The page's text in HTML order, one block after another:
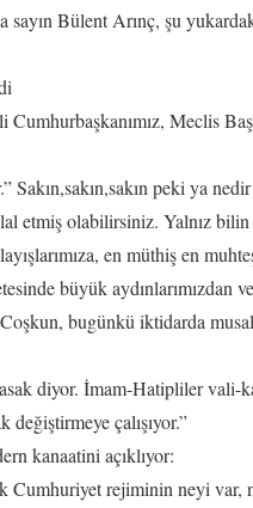
sayın Bülent Arınç, şu
Meclis
peki ya
etmiş olabilirsiniz. Yalnız
en müthiş en
büyük aydınlarımızdan
Coşkun, bugünkü iktidarda
diyor. İmam-Hatipliler vali-
değiştirmeye çalışıyor.”
kanaatini açıklıyor:
Cumhuriyet rejiminin neyi var,